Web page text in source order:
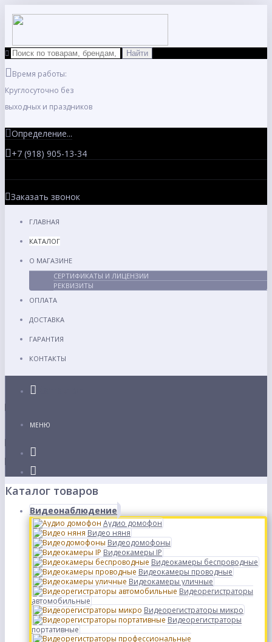
Время работы:
Круглосуточно без
выходных и праздников
Определение...
+7 (918) 905-13-34
Заказать звонок
ГЛАВНАЯ
КАТАЛОГ
О МАГАЗИНЕ
СЕРТИФИКАТЫ И ЛИЦЕНЗИИ
РЕКВИЗИТЫ
ОПЛАТА
ДОСТАВКА
ГАРАНТИЯ
КОНТАКТЫ
МЕНЮ
Каталог товаров
Видеонаблюдение
Аудио домофон
Видео няня
Видеодомофоны
Видеокамеры IP
Видеокамеры беспроводные
Видеокамеры проводные
Видеокамеры уличные
Видеорегистраторы
автомобильные
Видеорегистраторы микро
Видеорегистраторы
портативные